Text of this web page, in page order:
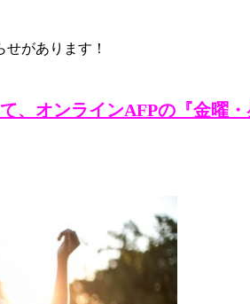
があります！
、オンラインAFPの『金曜